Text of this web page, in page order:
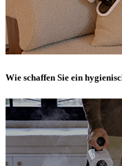
Wie schaffen Sie ein